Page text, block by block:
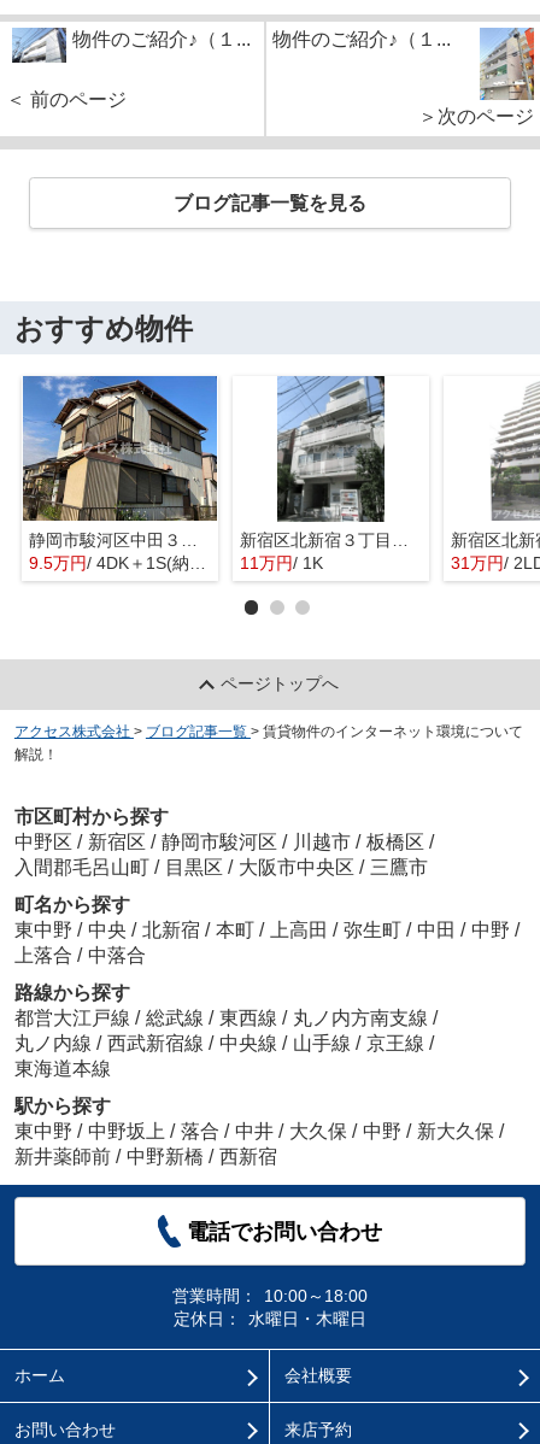
物件のご紹介♪（１...
＜ 前のページ
物件のご紹介♪（１...
＞次のページ
ブログ記事一覧を見る
おすすめ物件
9.5万円/ 4DK＋1S(納戸)
11万円/ 1K 31万円/
ページトップへ
アクセス株式会社 > ブログ記事一覧 > 賃貸物件のインターネット環境について
解説！
市区町村から探す
中野区 / 新宿区 / 静岡市駿河区 / 川越市 / 板橋区 /
入間郡毛呂山町 / 目黒区 / 大阪市中央区 / 三鷹市
町名から探す
東中野 / 中央 / 北新宿 / 本町 / 上高田 / 弥生町 / 中田 / 中野 /
上落合 / 中落合
路線から探す
都営大江戸線 / 総武線 / 東西線 / 丸ノ内方南支線 /
丸ノ内線 / 西武新宿線 / 中央線 / 山手線 / 京王線 /
東海道本線
駅から探す
東中野 / 中野坂上 / 落合 / 中井 / 大久保 / 中野 / 新大久保 /
新井薬師前 / 中野新橋 / 西新宿
電話でお問い合わせ
営業時間：
10:00～18:00
定休日：
水曜日・木曜日
ホーム 会社概要
お問い合わせ 来店予約